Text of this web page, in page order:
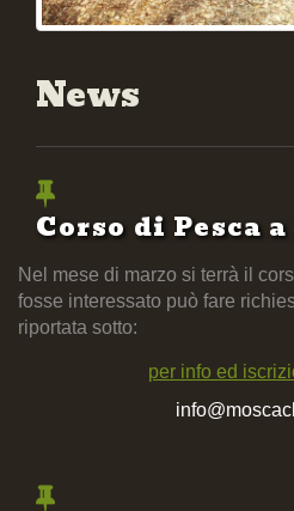
News
Corso di Pesca
Nel mese di marzo si terrà il
fosse interessato può fare
riportata sotto:
per info ed